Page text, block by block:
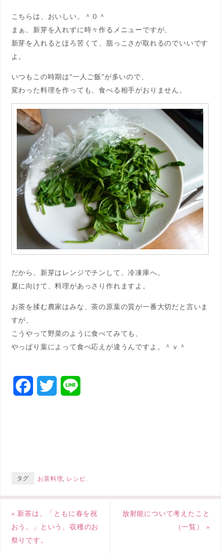
こちらは、おいしい。＾０＾
まぁ、新芽を入れずに時々作るメニューですが、
新芽を入れるとほろ苦くて、脂っこさが取れるのでいいです
よ。
いつもこの時期は“一人ご飯”が多いので、
変わった料理を作っても、食べる相手がおりません。
だから、新芽はレンジでチンして、冷凍庫へ。
夏に向けて、料理があっさり作れますよ。
お茶を揉む農家はみな、茶の原葉の質が一番大切だと言いま
すが、
こうやって野菜のように食べてみても、
やっぱり葉によって食べ応えが違うんですよ。＾ｖ＾
o
k
e
タグ お茶料理, レシピ.
« 新茶は、「ともに春を祝
おう。」という、収穫のお
祭りです。
放射能について考えたこと
（一覧） »